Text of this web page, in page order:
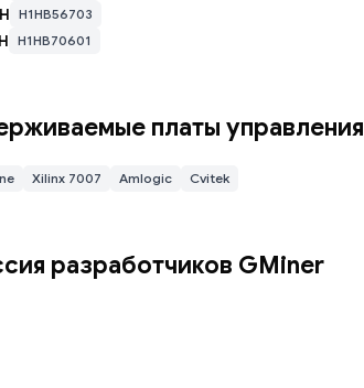
H1HB56703
H1HB70601
платы управления
Xilinx 7007 Amlogic Cvitek
разработчиков GMiner